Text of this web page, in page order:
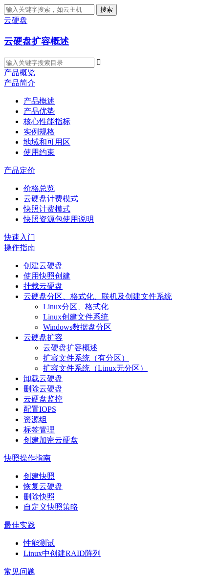
搜索
云硬盘
云硬盘扩容概述

产品概览
产品简介
产品概述
产品优势
核心性能指标
实例规格
地域和可用区
使用约束
产品定价
价格总览
云硬盘计费模式
快照计费模式
快照资源包使用说明
快速入门
操作指南
创建云硬盘
使用快照创建
挂载云硬盘
云硬盘分区、格式化、联机及创建文件系统
Linux分区、格式化
Linux创建文件系统
Windows数据盘分区
云硬盘扩容
云硬盘扩容概述
扩容文件系统（有分区）
扩容文件系统（Linux无分区）
卸载云硬盘
删除云硬盘
云硬盘监控
配置IOPS
资源组
标签管理
创建加密云硬盘
快照操作指南
创建快照
恢复云硬盘
删除快照
自定义快照策略
最佳实践
性能测试
Linux中创建RAID阵列
常见问题